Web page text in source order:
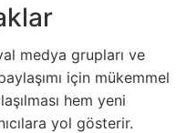
medya grupları ve
için mükemmel
hem yeni
yol gösterir.